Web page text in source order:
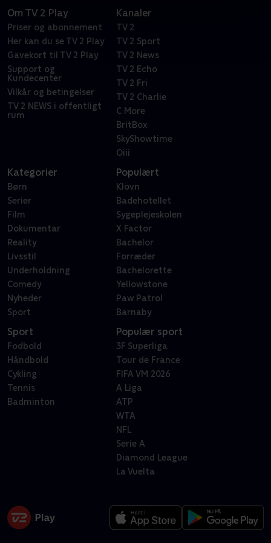
Om TV 2 Play
Priser og abonnement
Her kan du se TV 2 Play
Gavekort til TV 2 Play
Support og
Kundecenter
Vilkår og betingelser
TV 2 NEWS i offentligt
rum
Kanaler
TV 2
TV 2 Sport
TV 2 News
TV 2 Echo
TV 2 Fri
TV 2 Charlie
C More
BritBox
SkyShowtime
Oiii
Kategorier
Børn
Serier
Film
Dokumentar
Reality
Livsstil
Underholdning
Comedy
Nyheder
Sport
Populært
Klovn
Badehotellet
Sygeplejeskolen
X Factor
Bachelor
Forræder
Bachelorette
Yellowstone
Paw Patrol
Barnaby
Sport
Fodbold
Håndbold
Cykling
Tennis
Badminton
Populær sport
3F Superliga
Tour de France
FIFA VM 2026
A Liga
ATP
WTA
NFL
Serie A
Diamond League
La Vuelta